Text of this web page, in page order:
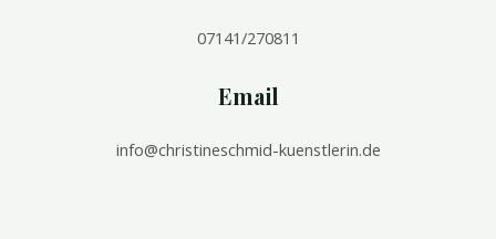
07141/270811
Email
info@christineschmid-kuenstlerin.de